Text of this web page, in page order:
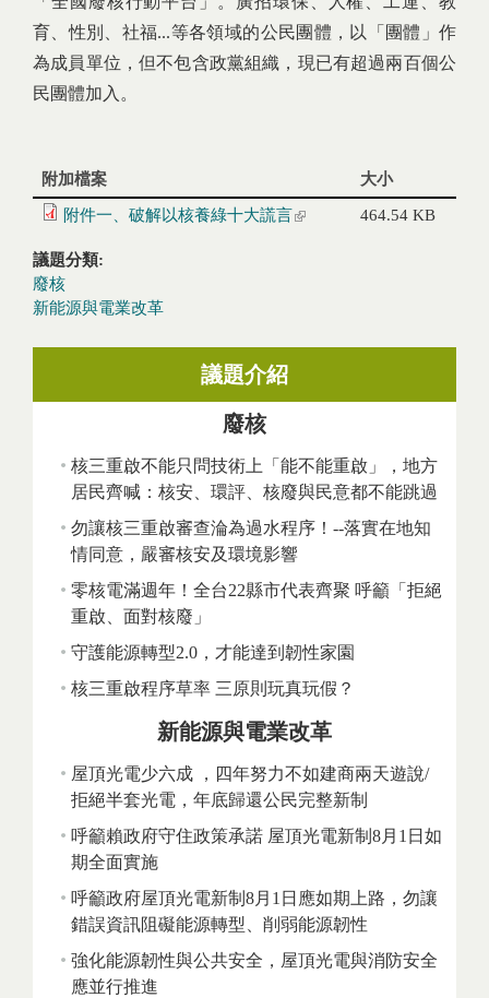
育、性別、社福...等各領域的公民團體，以「團體」作
為成員單位，但不包含政黨組織，現已有超過兩百個公
民團體加入。
附加檔案 大小
附件一、破解以核養綠十大謊言(link is external)464.54 KB
議題分類:
廢核
新能源與電業改革
議題介紹
廢核
核三重啟不能只問技術上「能不能重啟」，地方
居民齊喊：核安、環評、核廢與民意都不能跳過
勿讓核三重啟審查淪為過水程序！--落實在地知
情同意，嚴審核安及環境影響
零核電滿週年！全台22縣市代表齊聚 呼籲「拒絕
重啟、面對核廢」
守護能源轉型2.0，才能達到韌性家園
核三重啟程序草率 三原則玩真玩假？
新能源與電業改革
屋頂光電少六成 ，四年努力不如建商兩天遊說/
拒絕半套光電，年底歸還公民完整新制
呼籲賴政府守住政策承諾 屋頂光電新制8月1日如
期全面實施
呼籲政府屋頂光電新制8月1日應如期上路，勿讓
錯誤資訊阻礙能源轉型、削弱能源韌性
強化能源韌性與公共安全，屋頂光電與消防安全
應並行推進